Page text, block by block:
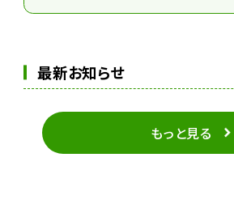
最新お知らせ
もっと見る